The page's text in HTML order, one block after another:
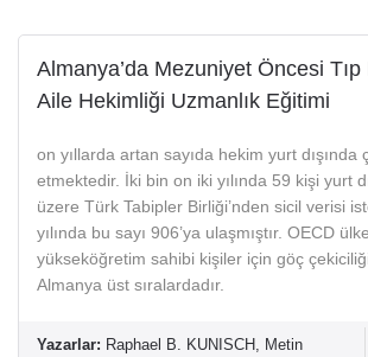
Almanya’da Mezuniyet Öncesi
Aile Hekimliği Uzmanlık Eğitimi
on yıllarda artan sayıda hekim yurt dışında
etmektedir. İki bin on iki yılında 59 kişi yurt
üzere Türk Tabipler Birliği’nden sicil verisi
yılında bu sayı 906’ya ulaşmıştır. OECD
yükseköğretim sahibi kişiler için göç çekiciliği
Almanya üst sıralardadır.
Yazarlar: Raphael B. KUNISCH, Metin